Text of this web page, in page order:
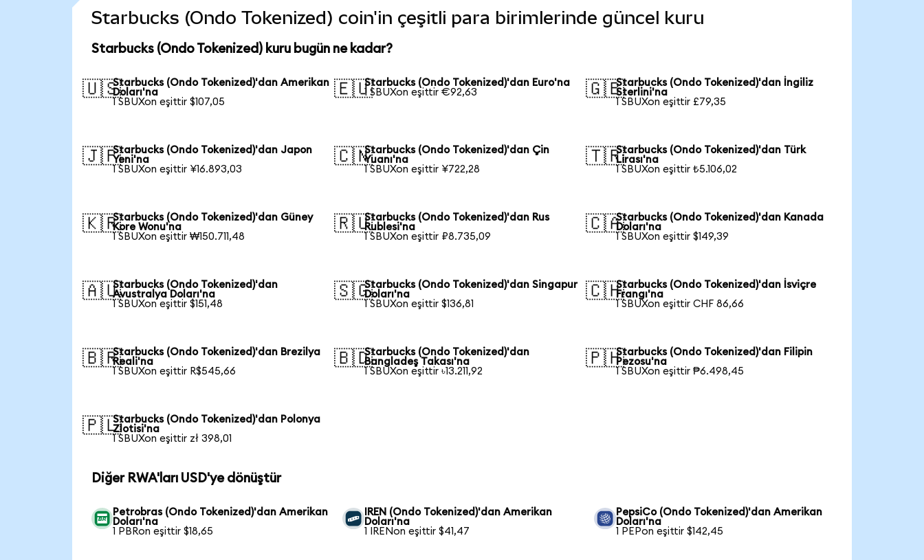
Starbucks (Ondo Tokenized) coin'in çeşitli para birimlerinde güncel kuru
Starbucks (Ondo Tokenized) kuru bugün ne kadar?
🇺🇸Starbucks (Ondo Tokenized)'dan Amerikan
Doları'na
1 SBUXon eşittir $107,05
🇪🇺Starbucks (Ondo Tokenized)'dan Euro'na
1 SBUXon eşittir €92,63
🇬🇧Starbucks (Ondo Tokenized)'dan İngiliz
Sterlini'na
1 SBUXon eşittir £79,35
🇯🇵Starbucks (Ondo Tokenized)'dan Japon
Yeni'na
1 SBUXon eşittir ¥16.893,03
🇨🇳Starbucks (Ondo Tokenized)'dan Çin
Yuanı'na
1 SBUXon eşittir ¥722,28
🇹🇷Starbucks (Ondo Tokenized)'dan Türk
Lirası'na
1 SBUXon eşittir ₺5.106,02
🇰🇷Starbucks (Ondo Tokenized)'dan Güney
Kore Wonu'na
1 SBUXon eşittir ₩150.711,48
🇷🇺Starbucks (Ondo Tokenized)'dan Rus
Rublesi'na
1 SBUXon eşittir ₽8.735,09
🇨🇦Starbucks (Ondo Tokenized)'dan Kanada
Doları'na
1 SBUXon eşittir $149,39
🇦🇺Starbucks (Ondo Tokenized)'dan
Avustralya Doları'na
1 SBUXon eşittir $151,48
🇸🇬Starbucks (Ondo Tokenized)'dan Singapur
Doları'na
1 SBUXon eşittir $136,81
🇨🇭Starbucks (Ondo Tokenized)'dan İsviçre
Frangı'na
1 SBUXon eşittir CHF 86,66
🇧🇷Starbucks (Ondo Tokenized)'dan Brezilya
Reali'na
1 SBUXon eşittir R$545,66
🇧🇩Starbucks (Ondo Tokenized)'dan
Bangladeş Takası'na
1 SBUXon eşittir ৳13.211,92
🇵🇭Starbucks (Ondo Tokenized)'dan Filipin
Pezosu'na
1 SBUXon eşittir ₱6.498,45
🇵🇱Starbucks (Ondo Tokenized)'dan Polonya
Zlotisi'na
1 SBUXon eşittir zł 398,01
Diğer RWA'ları USD'ye dönüştür
Petrobras (Ondo Tokenized)'dan Amerikan
Doları'na
1 PBRon eşittir $18,65
IREN (Ondo Tokenized)'dan Amerikan
Doları'na
1 IRENon eşittir $41,47
PepsiCo (Ondo Tokenized)'dan Amerikan
Doları'na
1 PEPon eşittir $142,45